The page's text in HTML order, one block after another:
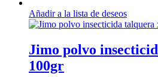
Añadir a la lista de deseos
Jimo polvo
100gr